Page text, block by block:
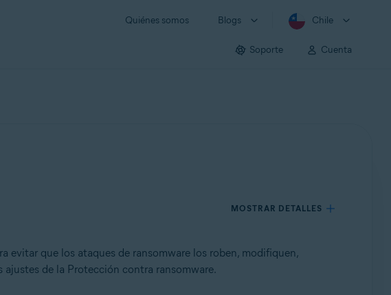
Quiénes somos Blogs Chile
Soporte Cuenta
MOSTRAR DETALLES
evitar que los ataques de ransomware los roben, modifiquen,
de la Protección contra ransomware.